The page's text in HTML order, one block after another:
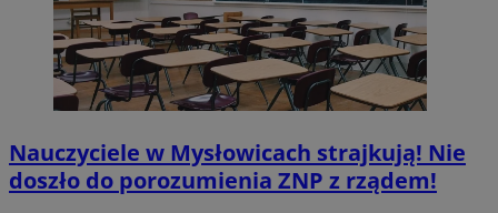
Nauczyciele w Mysłowicach strajkują! Nie
doszło do porozumienia ZNP z rządem!